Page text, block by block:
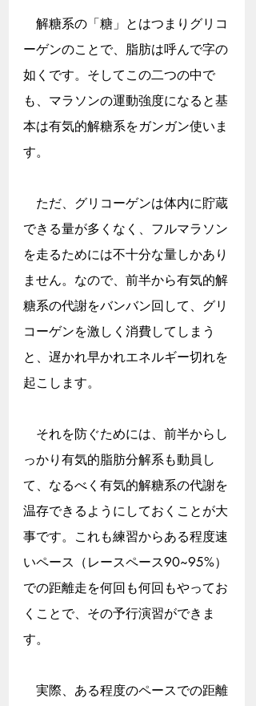
解糖系の「糖」とはつまりグリコ
ーゲンのことで、脂肪は呼んで字の
如くです。そしてこの二つの中で
も、マラソンの運動強度になると基
本は有気的解糖系をガンガン使いま
す。
ただ、グリコーゲンは体内に貯蔵
できる量が多くなく、フルマラソン
を走るためには不十分な量しかあり
ません。なので、前半から有気的解
糖系の代謝をバンバン回して、グリ
コーゲンを激しく消費してしまう
と、遅かれ早かれエネルギー切れを
起こします。
それを防ぐためには、前半からし
っかり有気的脂肪分解系も動員し
て、なるべく有気的解糖系の代謝を
温存できるようにしておくことが大
事です。これも練習からある程度速
いペース（レースペース90~95%）
での距離走を何回も何回もやってお
くことで、その予行演習ができま
す。
実際、ある程度のペースでの距離